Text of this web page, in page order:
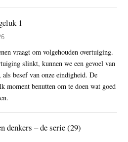
1
vraagt om volgehouden overtuiging.
slinkt, kunnen we een gevoel van
besef van onze eindigheid. De
moment benutten om te doen wat goed
denkers – de serie (29)